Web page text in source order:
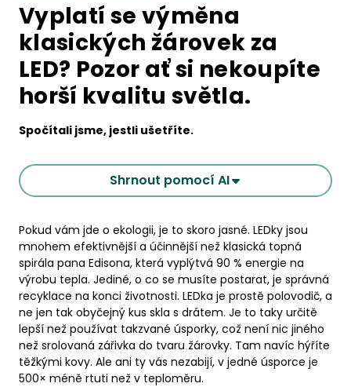
Vyplatí se výměna
klasických žárovek za
LED? Pozor ať si nekoupíte
horší kvalitu světla.
Spočítali jsme, jestli ušetříte.
Shrnout pomocí AI
Pokud vám jde o ekologii, je to skoro jasné. LEDky jsou
mnohem efektivnější a účinnější než klasická topná
spirála pana Edisona, která vyplýtvá 90 % energie na
výrobu tepla. Jediné, o co se musíte postarat, je správná
recyklace na konci životnosti. LEDka je prostě polovodič, a
ne jen tak obyčejný kus skla s drátem. Je to taky určitě
lepší než používat takzvané úsporky, což není nic jiného
než srolovaná zářivka do tvaru žárovky. Tam navíc hýříte
těžkými kovy. Ale ani ty vás nezabijí, v jedné úsporce je
500× méně rtuti než v teploměru.